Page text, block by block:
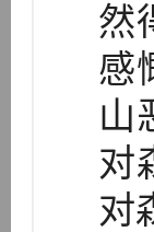
然
感
山
对
对